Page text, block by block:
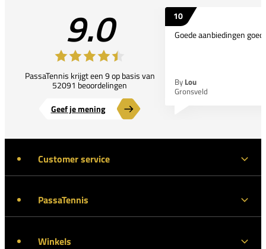
9.0
PassaTennis krijgt een 9 op basis van
52091 beoordelingen
Geef je mening
10
Goede aanbiedingen
By Lou
Gronsveld
Customer service
PassaTennis
Winkels